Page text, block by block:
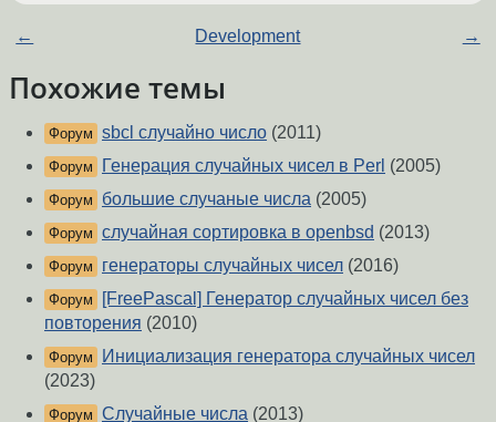
← Development →
Похожие темы
Форум sbcl случайно число (2011)
Форум Генерация случайных чисел в Perl (2005)
Форум большие случаные числа (2005)
Форум случайная сортировка в openbsd (2013)
Форум генераторы случайных чисел (2016)
Форум
[FreePascal] Генератор случайных чисел без
повторения (2010)
Форум
Инициализация генератора случайных чисел
(2023)
Форум Случайные числа (2013)